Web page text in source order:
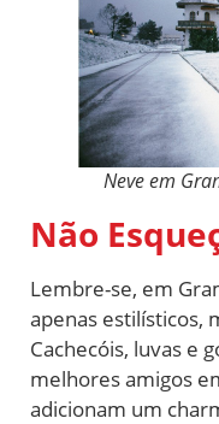
Neve em
Não
Lembre-se, em
apenas estilísticos,
Cachecóis, luvas e
melhores amigos
adicionam um